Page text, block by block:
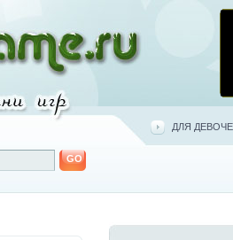
ДЛЯ